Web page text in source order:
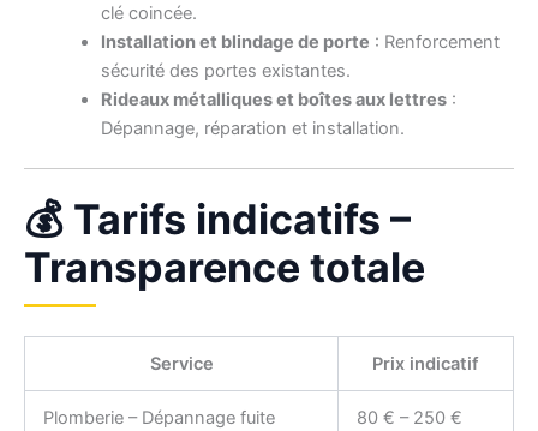
clé coincée.
Installation et blindage de porte : Renforcement
sécurité des portes existantes.
Rideaux métalliques et boîtes aux lettres:
Dépannage, réparation et installation.
💰 Tarifs indicatifs –
Transparence totale
Service Prix indicatif
Plomberie – Dépannage fuite 80 € – 250 €